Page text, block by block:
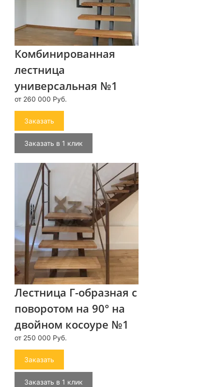
Комбинированная
лестница
универсальная №1
от 260 000 Руб.
Заказать
Заказать в 1 клик
Лестница Г-образная с
поворотом на 90° на
двойном косоуре №1
от 250 000 Руб.
Заказать
Заказать в 1 клик